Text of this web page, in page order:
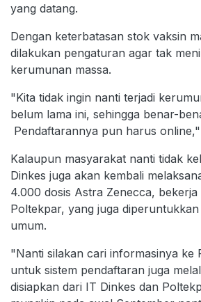
yang datang.
Dengan keterbatasan stok vaksin
dilakukan pengaturan agar tak
kerumunan massa.
"Kita tidak ingin nanti terjadi
belum lama ini, sehingga benar-
Pendaftarannya pun harus
Kalaupun masyarakat nanti tidak
Dinkes juga akan kembali
4.000 dosis Astra Zenecca, bekerja
Poltekpar, yang juga
umum.
"Nanti silakan cari informasinya ke
untuk sistem pendaftaran juga
disiapkan dari IT Dinkes dan